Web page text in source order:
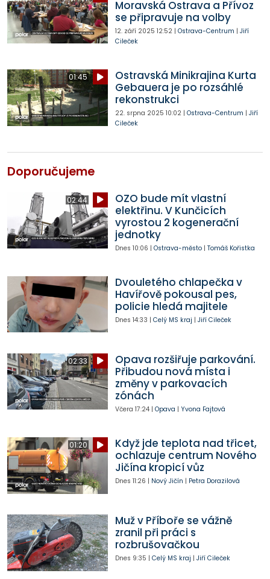
Moravská Ostrava a Přívoz
se připravuje na volby
12. září 2025 12:52| Ostrava-Centrum | Jiří
Cileček
01:45
Ostravská Minikrajina Kurta
Gebauera je po rozsáhlé
rekonstrukci
22. srpna 2025 10:02| Ostrava-Centrum | Jiří
Cileček
Doporučujeme
02:44
OZO bude mít vlastní
elektřinu. V Kunčicích
vyrostou 2 kogenerační
jednotky
Dnes 10:06 | Ostrava-město| Tomáš Kořistka
Dvouletého chlapečka v
Havířově pokousal pes,
policie hledá majitele
Dnes 14:33 | Celý MS kraj | Jiří Cileček
02:33
Opava rozšiřuje parkování.
Přibudou nová místa i
změny v parkovacích
zónách
Včera 17:24| Opava | Yvona Fajtová
01:20
Když jde teplota nad třicet,
ochlazuje centrum Nového
Jičína kropicí vůz
Dnes 11:26 | Nový Jičín | Petra Dorazilová
Muž v Příboře se vážně
zranil při práci s
rozbrušovačkou
Dnes 9:35 | Celý MS kraj | Jiří Cileček